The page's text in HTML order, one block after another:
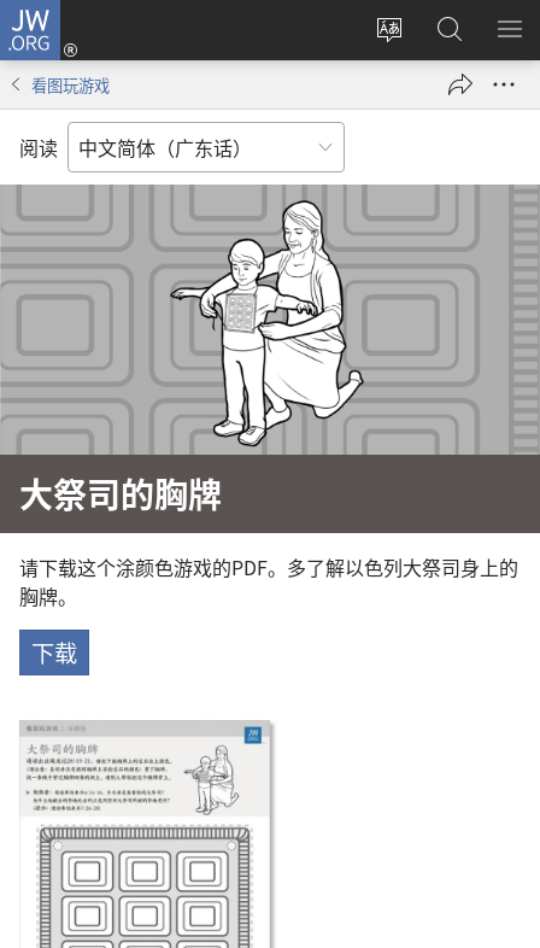
JW.ORG
更
言
登
录
（打
口）
搜
索
JW.ORG
显
看图玩游戏
阅读
大祭司的胸牌
请下载这个涂颜色游戏的PDF。多了解以色列大祭司身上的
胸牌。
下载